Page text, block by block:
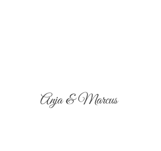
Anja & Marcus